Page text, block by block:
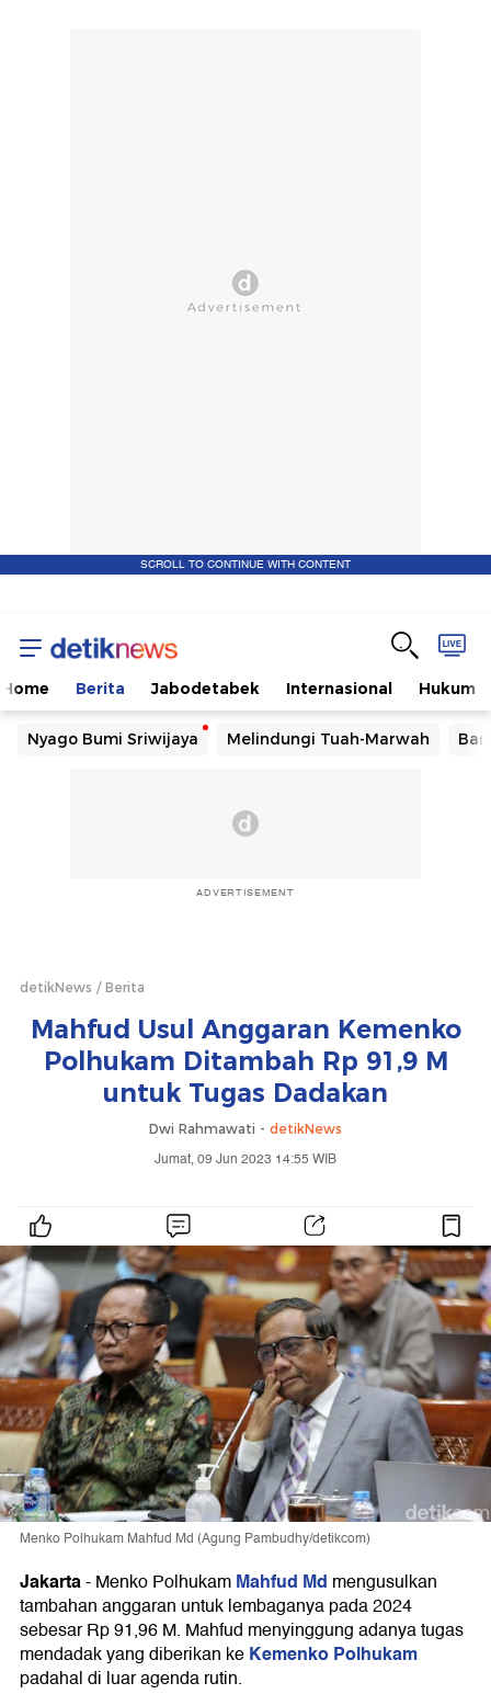
SCROLL TO CONTINUE WITH CONTENT
Home Berita Jabodetabek Internasional Hukum
Nyago Bumi Sriwijaya Melindungi Tuah-Marwah
ADVERTISEMENT
detikNews Berita
Mahfud Usul Anggaran Kemenko
Polhukam Ditambah Rp 91,9 M
untuk Tugas Dadakan
Dwi Rahmawati - detikNews
Jumat, 09 Jun 2023 14:55 WIB
Menko Polhukam Mahfud Md (Agung Pambudhy/detikcom)
Jakarta-Menko PolhukamMahfud Md mengusulkan
tambahan anggaran untuk lembaganya pada 2024
sebesar Rp 91,96 M. Mahfud menyinggung adanya tugas
mendadak yang diberikan keKemenko Polhukam
padahal di luar agenda rutin.